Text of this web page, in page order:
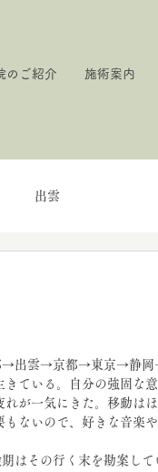
のご紹介 施術案内
出雲
→出雲→京都→東京→静岡
ている。自分の強固な
が一気にきた。移動は
ないので、好きな音楽
はその行く末を勘案し